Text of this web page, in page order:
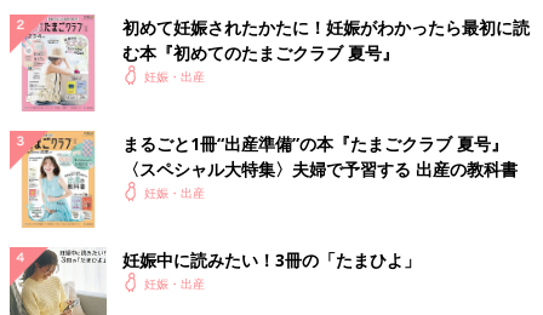
A6版：14.8 × 10.5cm（Sサイズ）
B6版：18.2 × 12.8cm（Mサイズ）
A5版：21.0 × 14.8cm（Lサイズ）
また、妊娠中と出産後は中に入れるものが変わりますので、対応
できる大きさのものを選ぶとよいでしょう。妊娠中は、母子手
帳・自分の保険証・診察券・助成券・お薬手帳・エコー写真・ペ
ンなど。出産後は子どもの保険証・診察券・乳幼児医療証・お薬
手帳・予防接種の予診票・ペンなどを入れることが多いようで
す。そして、母子手帳ケースが頻繁に活躍するのは大体、予防接
種がひと段落する６歳頃（小学校入学前）まででしょう。
初めて妊娠されたかたに！妊娠がわかったら最初に読
む本『初めてのたまごクラブ 夏号』
妊娠・出産
まるごと1冊“出産準備”の本『たまごクラブ 夏号』
〈スペシャル大特集〉夫婦で予習する 出産の教科書
妊娠・出産
妊娠中に読みたい！3冊の「たまひよ」
妊娠・出産